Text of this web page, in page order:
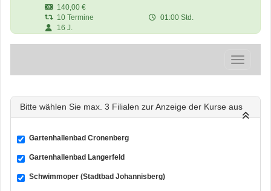
140,00 €
10 Termine
01:00 Std.
16 J.
Bitte wählen Sie max. 3 Filialen zur Anzeige der Kurse aus
Gartenhallenbad Cronenberg
Gartenhallenbad Langerfeld
Schwimmoper (Stadtbad Johannisberg)